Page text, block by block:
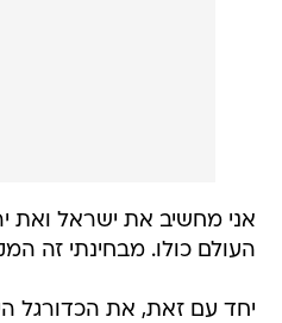
אני מחשיב את ישראל ואת
העולם כולו. מבחינתי זה
יחד עם זאת, את הכדורגל